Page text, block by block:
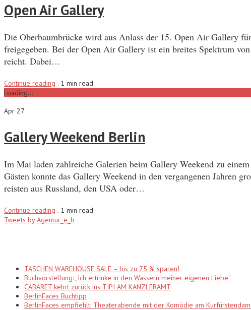
Open Air Gallery
Die Oberbaumbrücke wird aus Anlass der 15. Open Air Gallery
freigegeben. Bei der Open Air Gallery ist ein breites Spektrum
reicht. Dabei…
Continue reading . 1 min read
Loading...
Apr 27
Gallery Weekend Berlin
Im Mai laden zahlreiche Galerien beim Gallery Weekend zu
Gästen konnte das Gallery Weekend in den vergangenen Jahren
reisten aus Russland, den USA oder…
Continue reading . 1 min read
Tweets by Agentur_e_h
TASCHEN WAREHOUSE SALE – bis zu 75 % sparen!
Buchvorstellung: „Ich ertrinke in den Wassern meiner eigenen Liebe“
CABARET kehrt zurück ins TIPI AM KANZLERAMT
BerlinFaces Buchtipp
BerlinFaces empfiehlt: Theaterabende mit der Komödie am